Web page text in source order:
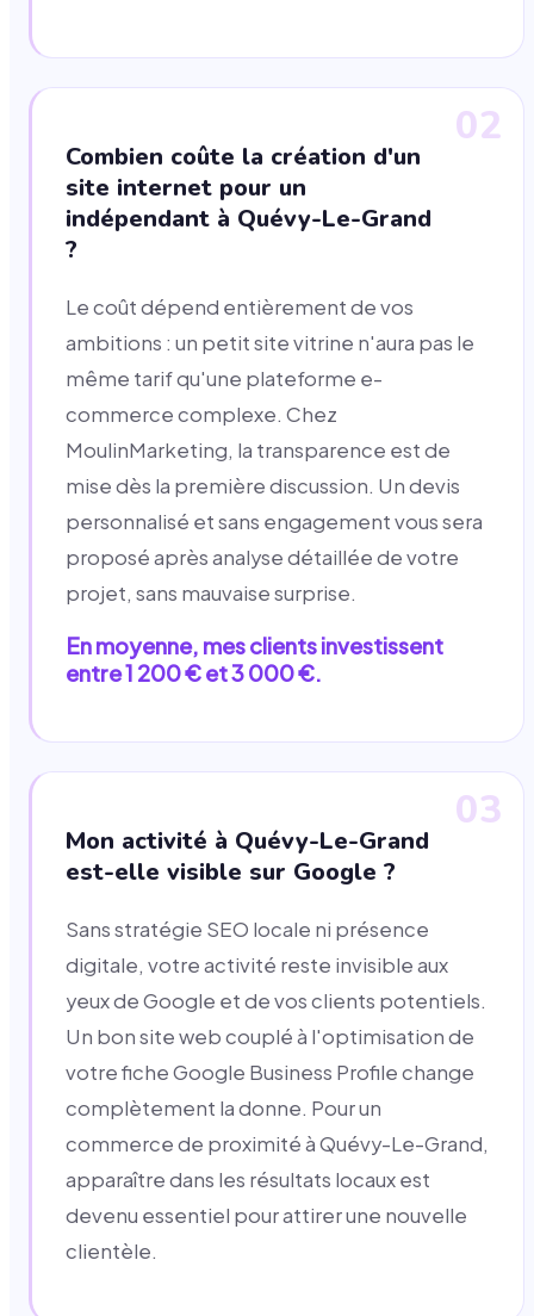
02
Combien coûte la création d'un
site internet pour un
indépendant à Quévy-Le-Grand
?
Le coût dépend entièrement de vos
ambitions : un petit site vitrine n'aura pas le
même tarif qu'une plateforme e-
commerce complexe. Chez
MoulinMarketing, la transparence est de
mise dès la première discussion. Un devis
personnalisé et sans engagement vous sera
proposé après analyse détaillée de votre
projet, sans mauvaise surprise.
En moyenne, mes clients investissent
entre 1 200 € et 3 000 €.
03
Mon activité à Quévy-Le-Grand
est-elle visible sur Google ?
Sans stratégie SEO locale ni présence
digitale, votre activité reste invisible aux
yeux de Google et de vos clients potentiels.
Un bon site web couplé à l'optimisation de
votre fiche Google Business Profile change
complètement la donne. Pour un
commerce de proximité à Quévy-Le-Grand,
apparaître dans les résultats locaux est
devenu essentiel pour attirer une nouvelle
clientèle.